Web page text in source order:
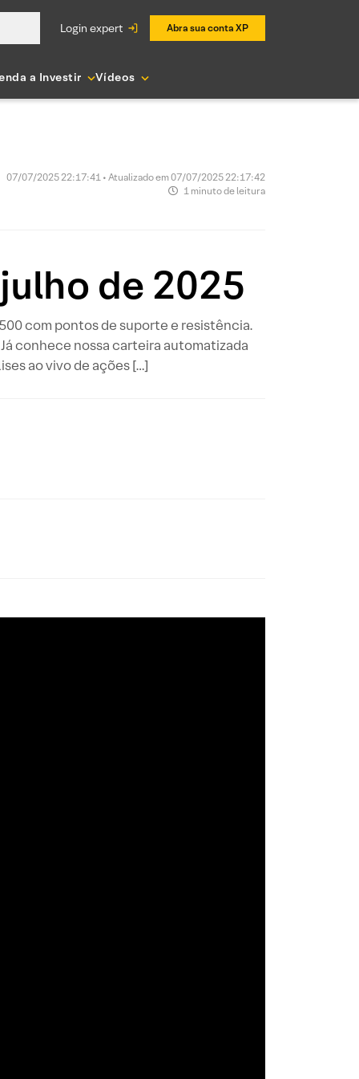
login expert Abra sua conta XP
a Investir Vídeos
07/07/2025 22:17:41 • Atualizado em 07/07/2025 22:17:42
1 minuto de leitura
de 2025
com pontos de suporte e resistência.
conhece nossa carteira automatizada
ao vivo de ações […]